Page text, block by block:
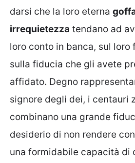
darsi che la loro eterna
irrequietezza tendano ad
loro conto in banca, sul loro
sulla fiducia che gli avete
affidato. Degno
signore degli dei, i centauri
combinano una grande
desiderio di non rendere
una formidabile capacità di